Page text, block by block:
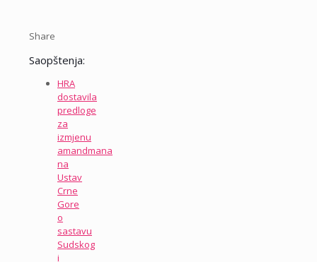
Share
Saopštenja:
HRA
dostavila
predloge
za
izmjenu
amandmana
na
Ustav
Crne
Gore
o
sastavu
Sudskog
i